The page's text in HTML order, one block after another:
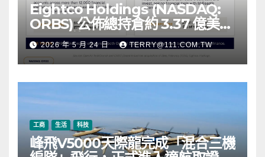
Eightco Holdings (NASDAQ:
ORBS) 公佈總持倉約 3.37 億美
元，涵蓋 OpenAI、Beast
Industries、超過 11,000 枚以太
幣 (ETH) 及逾 2.83 億枚 WLD 代
幣
2026 年 5 月 24 日 TERRY@111.COM.TW
工商 生活 科技
峰飛V5000天際龍完成「混合三機